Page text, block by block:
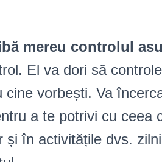
mereu controlul
El va dori să
cine vorbești. Va
a te potrivi cu ceea
și în activitățile dvs.